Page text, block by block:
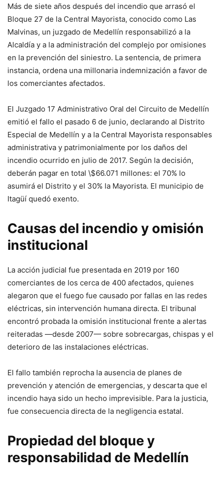
Más de siete años después del incendio que arrasó el
Bloque 27 de la Central Mayorista, conocido como Las
Malvinas, un juzgado de Medellín responsabilizó a la
Alcaldía y a la administración del complejo por omisiones
en la prevención del siniestro. La sentencia, de primera
instancia, ordena una millonaria indemnización a favor de
los comerciantes afectados.
El Juzgado 17 Administrativo Oral del Circuito de Medellín
emitió el fallo el pasado 6 de junio, declarando al Distrito
Especial de Medellín y a la Central Mayorista responsables
administrativa y patrimonialmente por los daños del
incendio ocurrido en julio de 2017. Según la decisión,
deberán pagar en total \$66.071 millones: el 70% lo
asumirá el Distrito y el 30% la Mayorista. El municipio de
Itagüí quedó exento.
Causas del incendio y omisión
institucional
La acción judicial fue presentada en 2019 por 160
comerciantes de los cerca de 400 afectados, quienes
alegaron que el fuego fue causado por fallas en las redes
eléctricas, sin intervención humana directa. El tribunal
encontró probada la omisión institucional frente a alertas
reiteradas —desde 2007— sobre sobrecargas, chispas y el
deterioro de las instalaciones eléctricas.
El fallo también reprocha la ausencia de planes de
prevención y atención de emergencias, y descarta que el
incendio haya sido un hecho imprevisible. Para la justicia,
fue consecuencia directa de la negligencia estatal.
Propiedad del bloque y
responsabilidad de Medellín